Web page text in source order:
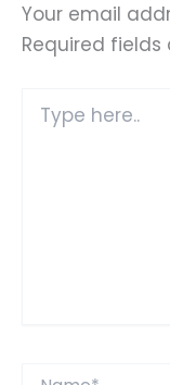
Your email
Required fields
here..